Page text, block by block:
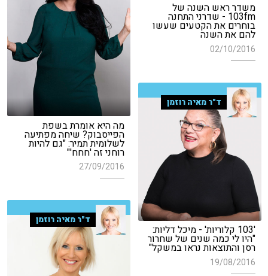
משדר ראש השנה של
103fm - שדרני התחנה
בוחרים את הקטעים שעשו
להם את השנה
02/10/2016
מה היא אומרת בשפת
הפייסבוק? שיחה מפתיעה
לשלומית תמיר: "גם להיות
רוחני זה 'חחח'"
27/09/2016
ד"ר מאיה רוזמן
'103 קלוריות' - מיכל דליות:
"היו לי כמה שנים של שחרור
רסן והתוצאות נראו במשקל"
19/08/2016
ד"ר מאיה רוזמן